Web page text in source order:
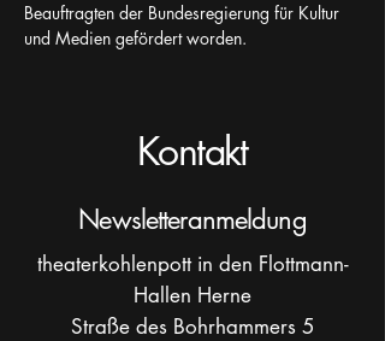
Beauftragten der Bundesregierung für Kultur
und Medien gefördert worden.
Kontakt
Newsletteranmeldung
theaterkohlenpott in den Flottmann-
Hallen Herne
Straße des Bohrhammers 5